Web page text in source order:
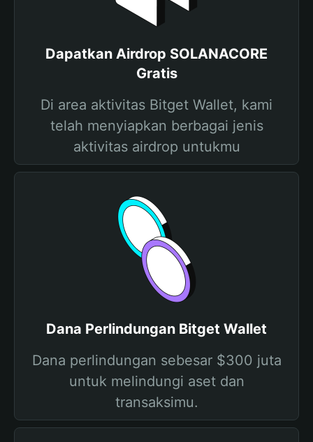
Dapatkan Airdrop SOLANACORE
Gratis
Di area aktivitas Bitget Wallet, kami
telah menyiapkan berbagai jenis
aktivitas airdrop untukmu
Dana Perlindungan Bitget Wallet
Dana perlindungan sebesar $300 juta
untuk melindungi aset dan
transaksimu.